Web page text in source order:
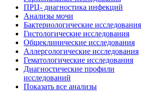
ПРЦ- диагностика инфекций
Анализы мочи
Бактериологические исследования
Гистологические исследования
Общеклинические исследования
Аллергологические исследования
Гематологические исследования
Диагностические профили
исследований
Показать все анализы